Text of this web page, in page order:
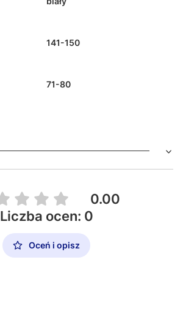
141-150
71-80
0.00
Liczba ocen: 0
Oceń i opisz